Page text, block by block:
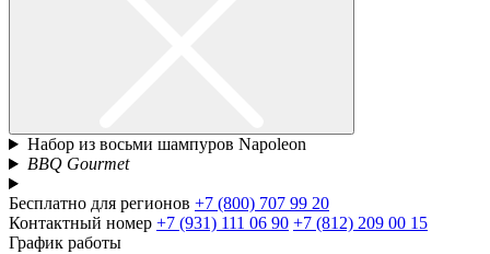
Набор из восьми шампуров Napoleon
BBQ Gourmet
Бесплатно для регионов +7 (800) 707 99 20
Контактный номер +7 (931) 111 06 90 +7 (812) 209 00 15
График работы